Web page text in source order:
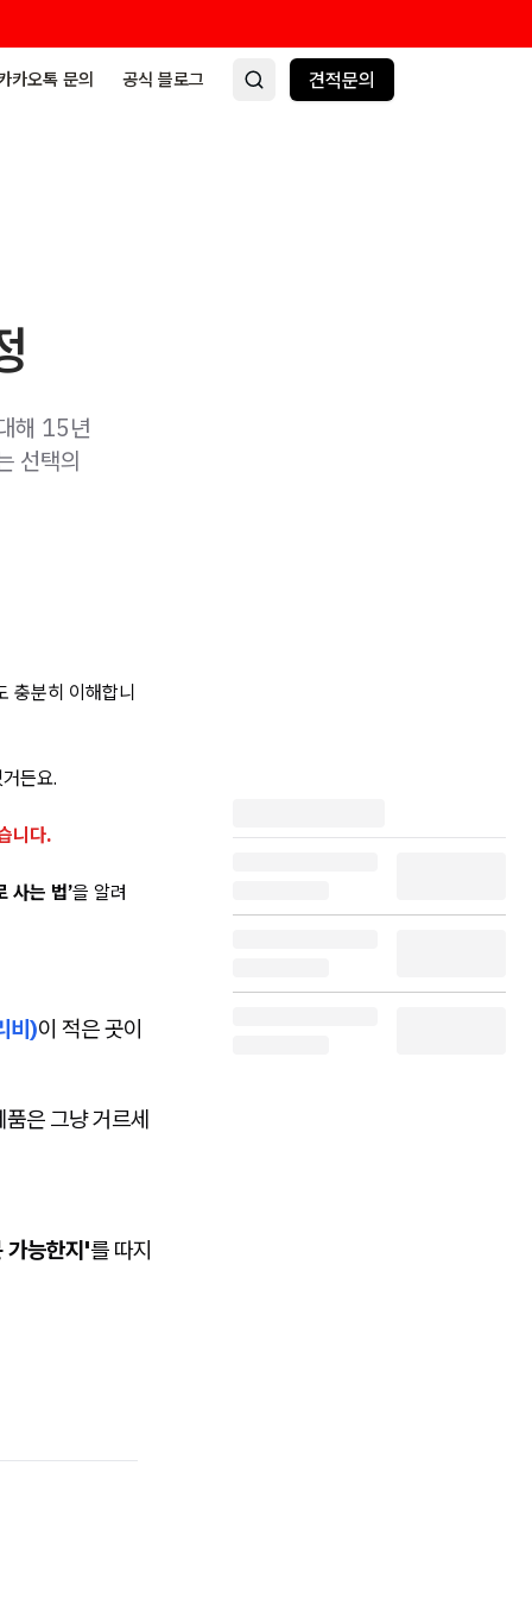
카오톡 문의 공식 블로그 견적문의
해 15년
선택의
충분히 이해합니
든요.
니다.
사는 법’을 알려
비)이 적은 곳이
은 그냥 거르세
가능한지'를 따지